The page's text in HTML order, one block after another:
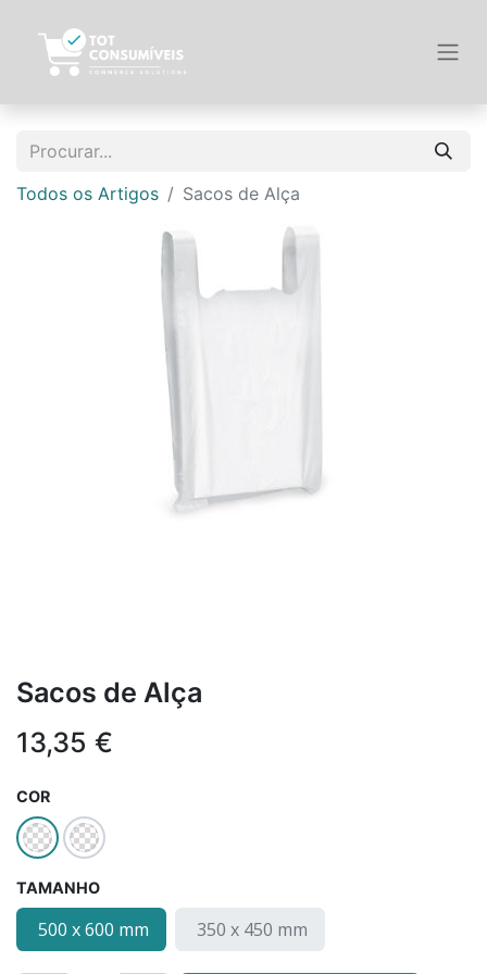
Todos os Artigos Sacos de Alça
Sacos de Alça
13,35 €
COR
TAMANHO
500 x 600 mm 350 x 450 mm